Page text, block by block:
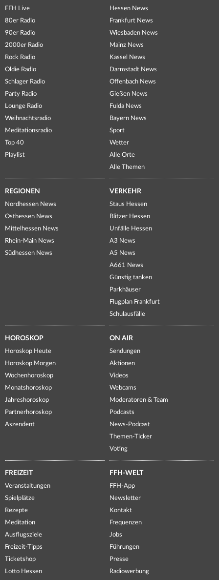
FFH Live
80er Radio
90er Radio
2000er Radio
Rock Radio
Oldie Radio
Schlager Radio
Party Radio
Lounge Radio
Weihnachtsradio
Meditationsradio
Top 40
Playlist
Hessen News
Frankfurt News
Wiesbaden News
Mainz News
Kassel News
Darmstadt News
Offenbach News
Gießen News
Fulda News
Bayern News
Sport
Wetter
Alle Orte
Alle Themen
REGIONEN
Nordhessen News
Osthessen News
Mittelhessen News
Rhein-Main News
Südhessen News
VERKEHR
Staus Hessen
Blitzer Hessen
Unfälle Hessen
A3 News
A5 News
A661 News
Günstig tanken
Parkhäuser
Flugplan Frankfurt
Schulausfälle
HOROSKOP
Horoskop Heute
Horoskop Morgen
Wochenhoroskop
Monatshoroskop
Jahreshoroskop
Partnerhoroskop
Aszendent
ON AIR
Sendungen
Aktionen
Videos
Webcams
Moderatoren & Team
Podcasts
News-Podcast
Themen-Ticker
Voting
FREIZEIT
Veranstaltungen
Spielplätze
Rezepte
Meditation
Ausflugsziele
Freizeit-Tipps
Ticketshop
Lotto Hessen
FFH-WELT
FFH-App
Newsletter
Kontakt
Frequenzen
Jobs
Führungen
Presse
Radiowerbung